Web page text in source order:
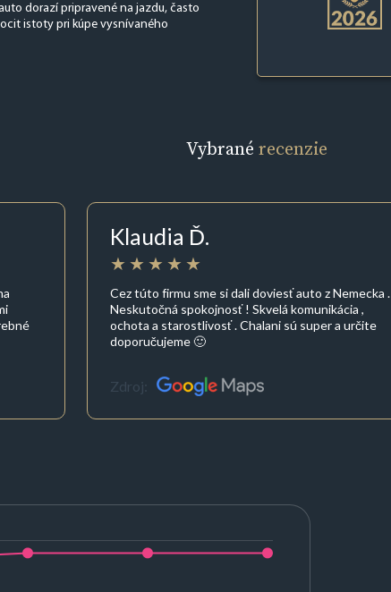
dorazí pripravené na jazdu, často
istoty pri kúpe vysnívaného
Vybrané recenzie
Klaudia Ď.
Cez túto firmu sme si dali doviesť auto z Nemecka .
Neskutočná spokojnosť ! Skvelá komunikácia ,
ochota a starostlivosť . Chalani sú super a určite
doporučujeme 🙂
Zdroj: